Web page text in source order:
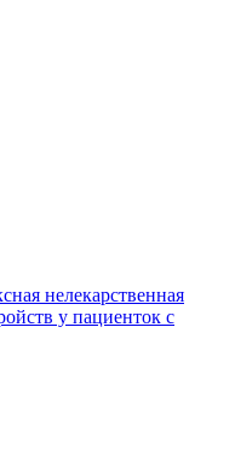
нелекарственная
у пациенток с